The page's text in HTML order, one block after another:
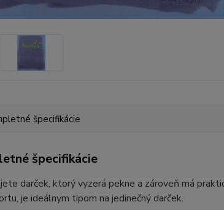
špecifikácie
špecifikácie
darček, ktorý vyzerá pekne a zároveň má
je ideálnym tipom na jedinečný darček.